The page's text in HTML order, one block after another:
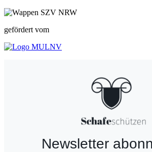
gefördert vom
Newsletter